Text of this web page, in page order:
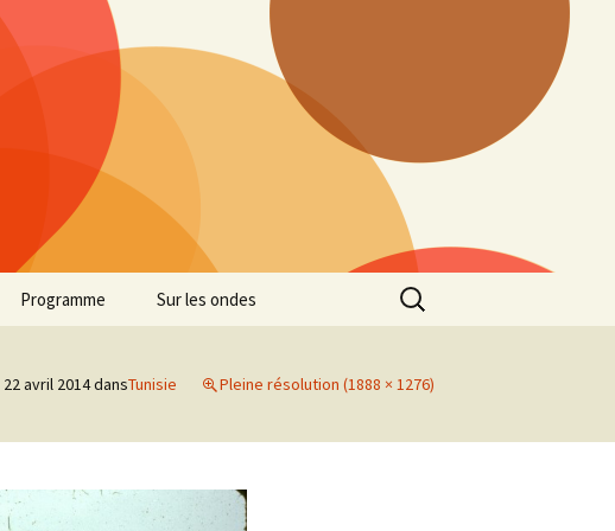
Programme Sur les ondes
Rechercher :
22 avril 2014dansTunisie Pleine résolution (1888 × 1276)